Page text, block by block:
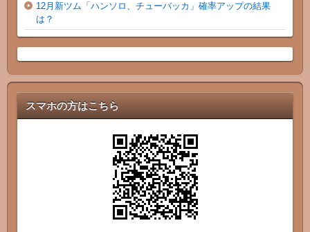
12月新ツム「ハンソロ、チューバッカ」確率アップの結果
は？
スマホの方はこちら